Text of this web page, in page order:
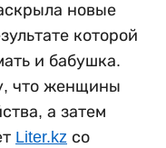
новые
которой
и бабушка.
что женщины
а затем
Liter.kz со